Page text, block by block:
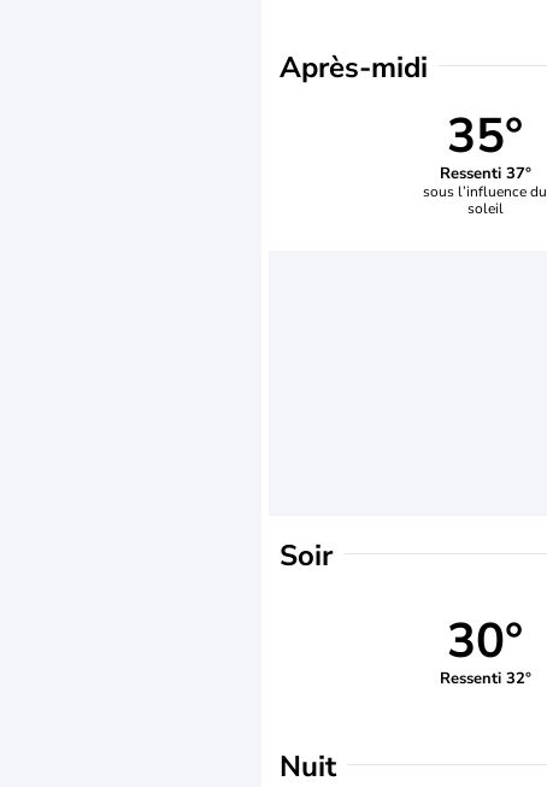
Après-midi
35°
Ressenti 37°
sous l’influence du
soleil
Soir
30°
Ressenti 32°
Nuit